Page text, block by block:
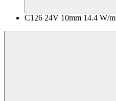
C126 24V 10mm 14.4 W/m